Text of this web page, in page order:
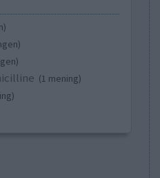
(1 mening)